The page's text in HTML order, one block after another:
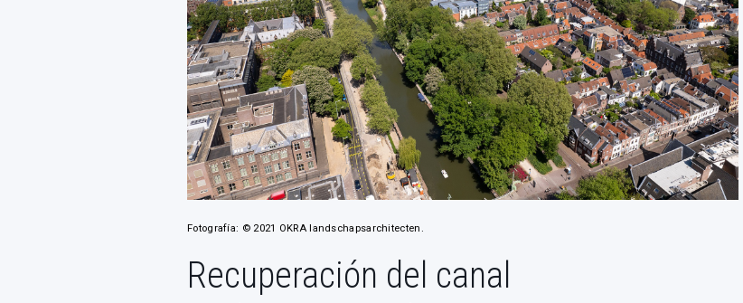
Fotografía: © 2021 OKRA landschapsarchitecten.
Recuperación del canal